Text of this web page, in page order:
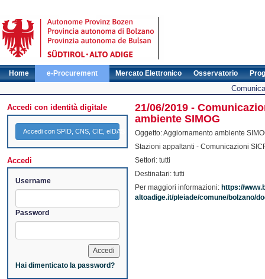
Home e-Procurement Mercato Elettronico Osservatorio
Accedi con identità digitale
Accedi con SPID, CNS, CIE, eIDAS
Accedi
Username
Password
Hai dimenticato la password?
21/06/2019 -
ambiente SIMOG
Oggetto: Aggiornamento ambiente
Stazioni appaltanti - Comunicazioni
Settori: tutti
Destinatari: tutti
Per maggiori informazioni: https://
altoadige.it/pleiade/comune/bolzano/